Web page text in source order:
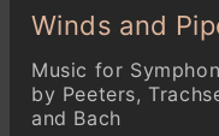
Winds and
Music for
by Peeters,
and Bach